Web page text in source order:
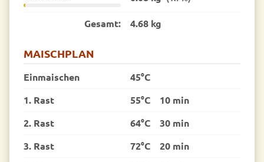
Gesamt: 4.68 kg
MAISCHPLAN
Einmaischen
45°C
1. Rast
55°C
10 min
2. Rast
64°C
30 min
3. Rast
72°C
20 min